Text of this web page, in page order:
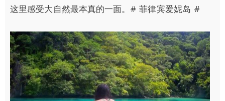
这里感受大自然最本真的一面。# 菲律宾爱妮岛 #